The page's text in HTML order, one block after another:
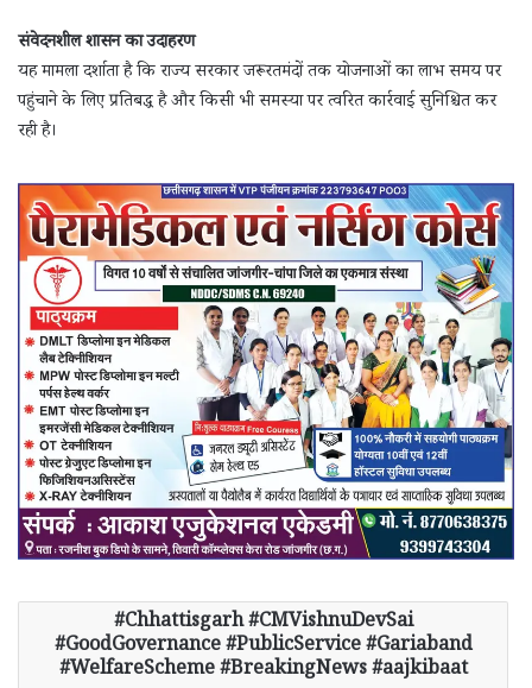
संवेदनशील शासन का उदाहरण
यह मामला दर्शाता है कि राज्य सरकार जरूरतमंदों तक योजनाओं का लाभ समय पर
पहुंचाने के लिए प्रतिबद्ध है और किसी भी समस्या पर त्वरित कार्रवाई सुनिश्चित कर
रही है।
Chhattisgarh #CMVishnuDevSai
#GoodGovernance #PublicService #Gariaband
#WelfareScheme #BreakingNews #aajkibaat